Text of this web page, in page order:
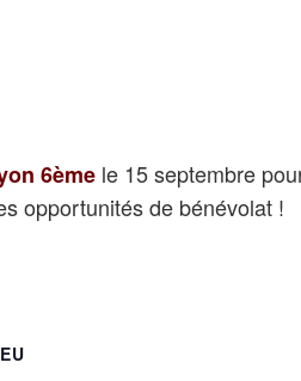
6ème le 15 septembre
opportunités de bénévolat !